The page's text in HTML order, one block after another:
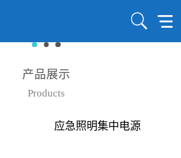
产品展示
Products
应急照明集中电源